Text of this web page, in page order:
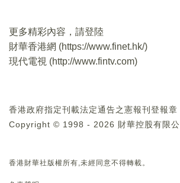
更多精彩內容，請登陸
財華香港網 (https://www.finet.hk/)
現代電視 (http://www.fintv.com)
香港政府指定刊載法定通告之憲報刊登報章
Copyright © 1998 - 2026 財華控股有限公
香港財華社版權所有,未經同意不得轉載。